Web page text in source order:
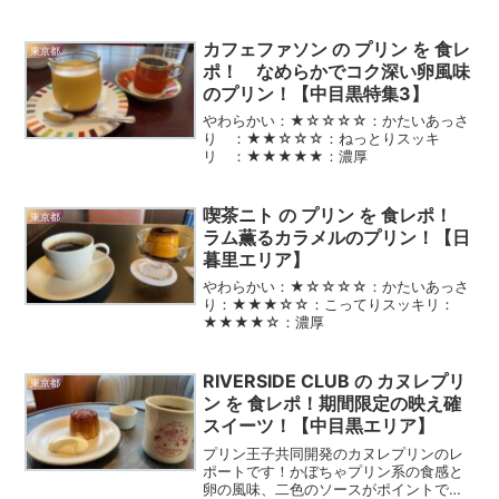
店に行きたいと思い、恵比寿駅周辺をリ
サーチして見つけたカフェの...
東京都
カフェファソン の プリン を 食レ
ポ！ なめらかでコク深い卵風味
のプリン！【中目黒特集3】
やわらかい：★☆☆☆☆：かたいあっさ
り ：★★☆☆☆：ねっとりスッキ
リ ：★★★★★：濃厚
東京都
喫茶ニト の プリン を 食レポ！
ラム薫るカラメルのプリン！【日
暮里エリア】
やわらかい：★☆☆☆☆：かたいあっさ
り：★★★☆☆：こってりスッキリ：
★★★★☆：濃厚
東京都
RIVERSIDE CLUB の カヌレプリ
ン を 食レポ！期間限定の映え確
スイーツ！【中目黒エリア】
プリン王子共同開発のカヌレプリンのレ
ポートです！かぼちゃプリン系の食感と
卵の風味、二色のソースがポイントで